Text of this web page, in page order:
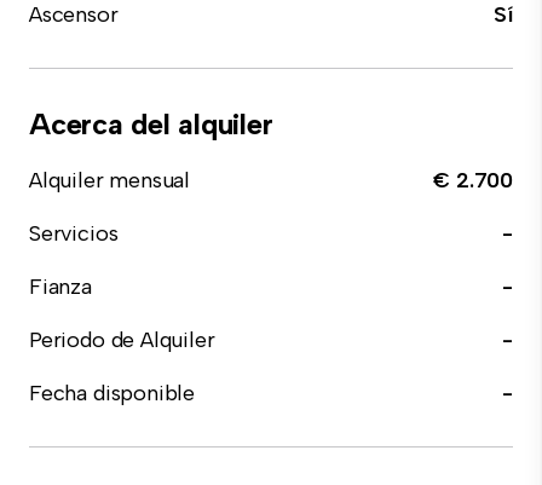
Ascensor
Sí
Acerca del alquiler
Alquiler mensual
€ 2.700
Servicios
-
Fianza
-
Periodo de Alquiler
-
Fecha disponible
-